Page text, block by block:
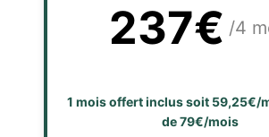
237€ /4
1 mois offert inclus soit 59,25€/
de 79€/mois